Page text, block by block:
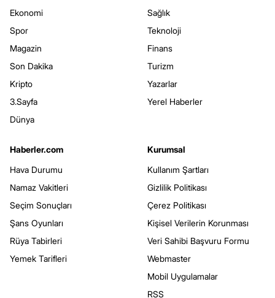
Ekonomi
Spor
Magazin
Son Dakika
Kripto
3.Sayfa
Dünya
Sağlık
Teknoloji
Finans
Turizm
Yazarlar
Yerel Haberler
Haberler.com
Hava Durumu
Namaz Vakitleri
Seçim Sonuçları
Şans Oyunları
Rüya Tabirleri
Yemek Tarifleri
Kurumsal
Kullanım Şartları
Gizlilik Politikası
Çerez Politikası
Kişisel Verilerin Korunması
Veri Sahibi Başvuru Formu
Webmaster
Mobil Uygulamalar
RSS